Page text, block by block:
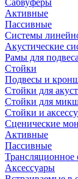
Сабвуферы
Активные
Пассивные
Системы
Акустические
Рамы для
Стойки
Подвесы и
Стойки для
Стойки для
Стойки и
Сценические
Активные
Пассивные
Трансляционное
Аксессуары